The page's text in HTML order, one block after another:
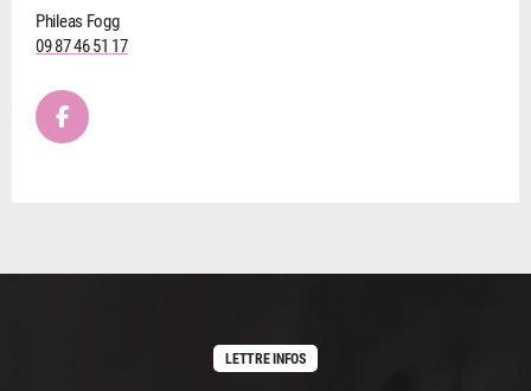
Phileas Fogg
09 87 46 51 17
LETTRE INFOS